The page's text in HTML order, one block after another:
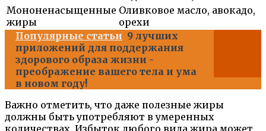
Мононенасыщенные
жиры
Оливковое масло, авокадо,
орехи
Популярные статьи 9 лучших
приложений для поддержания
здорового образа жизни -
преображение вашего тела и ума
в новом году!
Важно отметить, что даже полезные жиры
должны быть употребляют в умеренных